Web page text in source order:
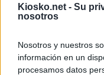
Kiosko.net - Su
nosotros
Nosotros y nuestros
información en un
procesamos datos